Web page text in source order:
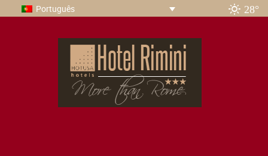
28°
Português